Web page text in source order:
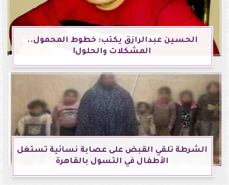
الحسين عبدالرازق يكتب: خطوط المحمول..
المشكلات والحلول!
الشرطة تلقي القبض على عصابة نسائية تستغل
الأطفال في التسول بالقاهرة